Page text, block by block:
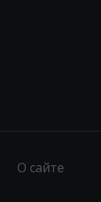
О сайте